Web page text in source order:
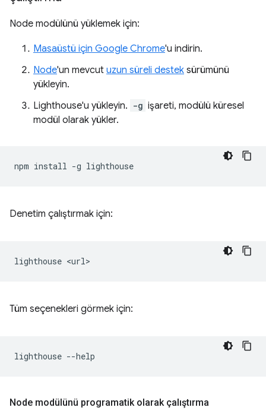
Node modülünü yüklemek için:
Masaüstü için Google Chrome'u indirin.
Node'un mevcut uzun süreli destek sürümünü
yükleyin.
Lighthouse'u yükleyin. -g işareti, modülü küresel
modül olarak yükler.
npm install -g
Denetim çalıştırmak için:
lighthouse
Tüm seçenekleri görmek için:
lighthouse
Node modülünü programatik olarak çalıştırma